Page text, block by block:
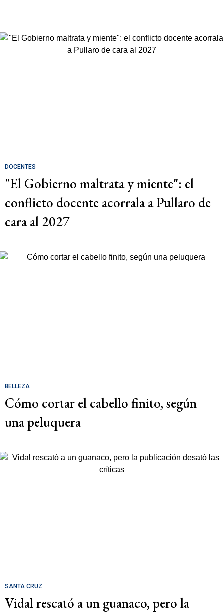
DOCENTES
"El Gobierno maltrata y miente": el
conflicto docente acorrala a Pullaro de
cara al 2027
BELLEZA
Cómo cortar el cabello finito, según
una peluquera
SANTA CRUZ
Vidal rescató a un guanaco, pero la